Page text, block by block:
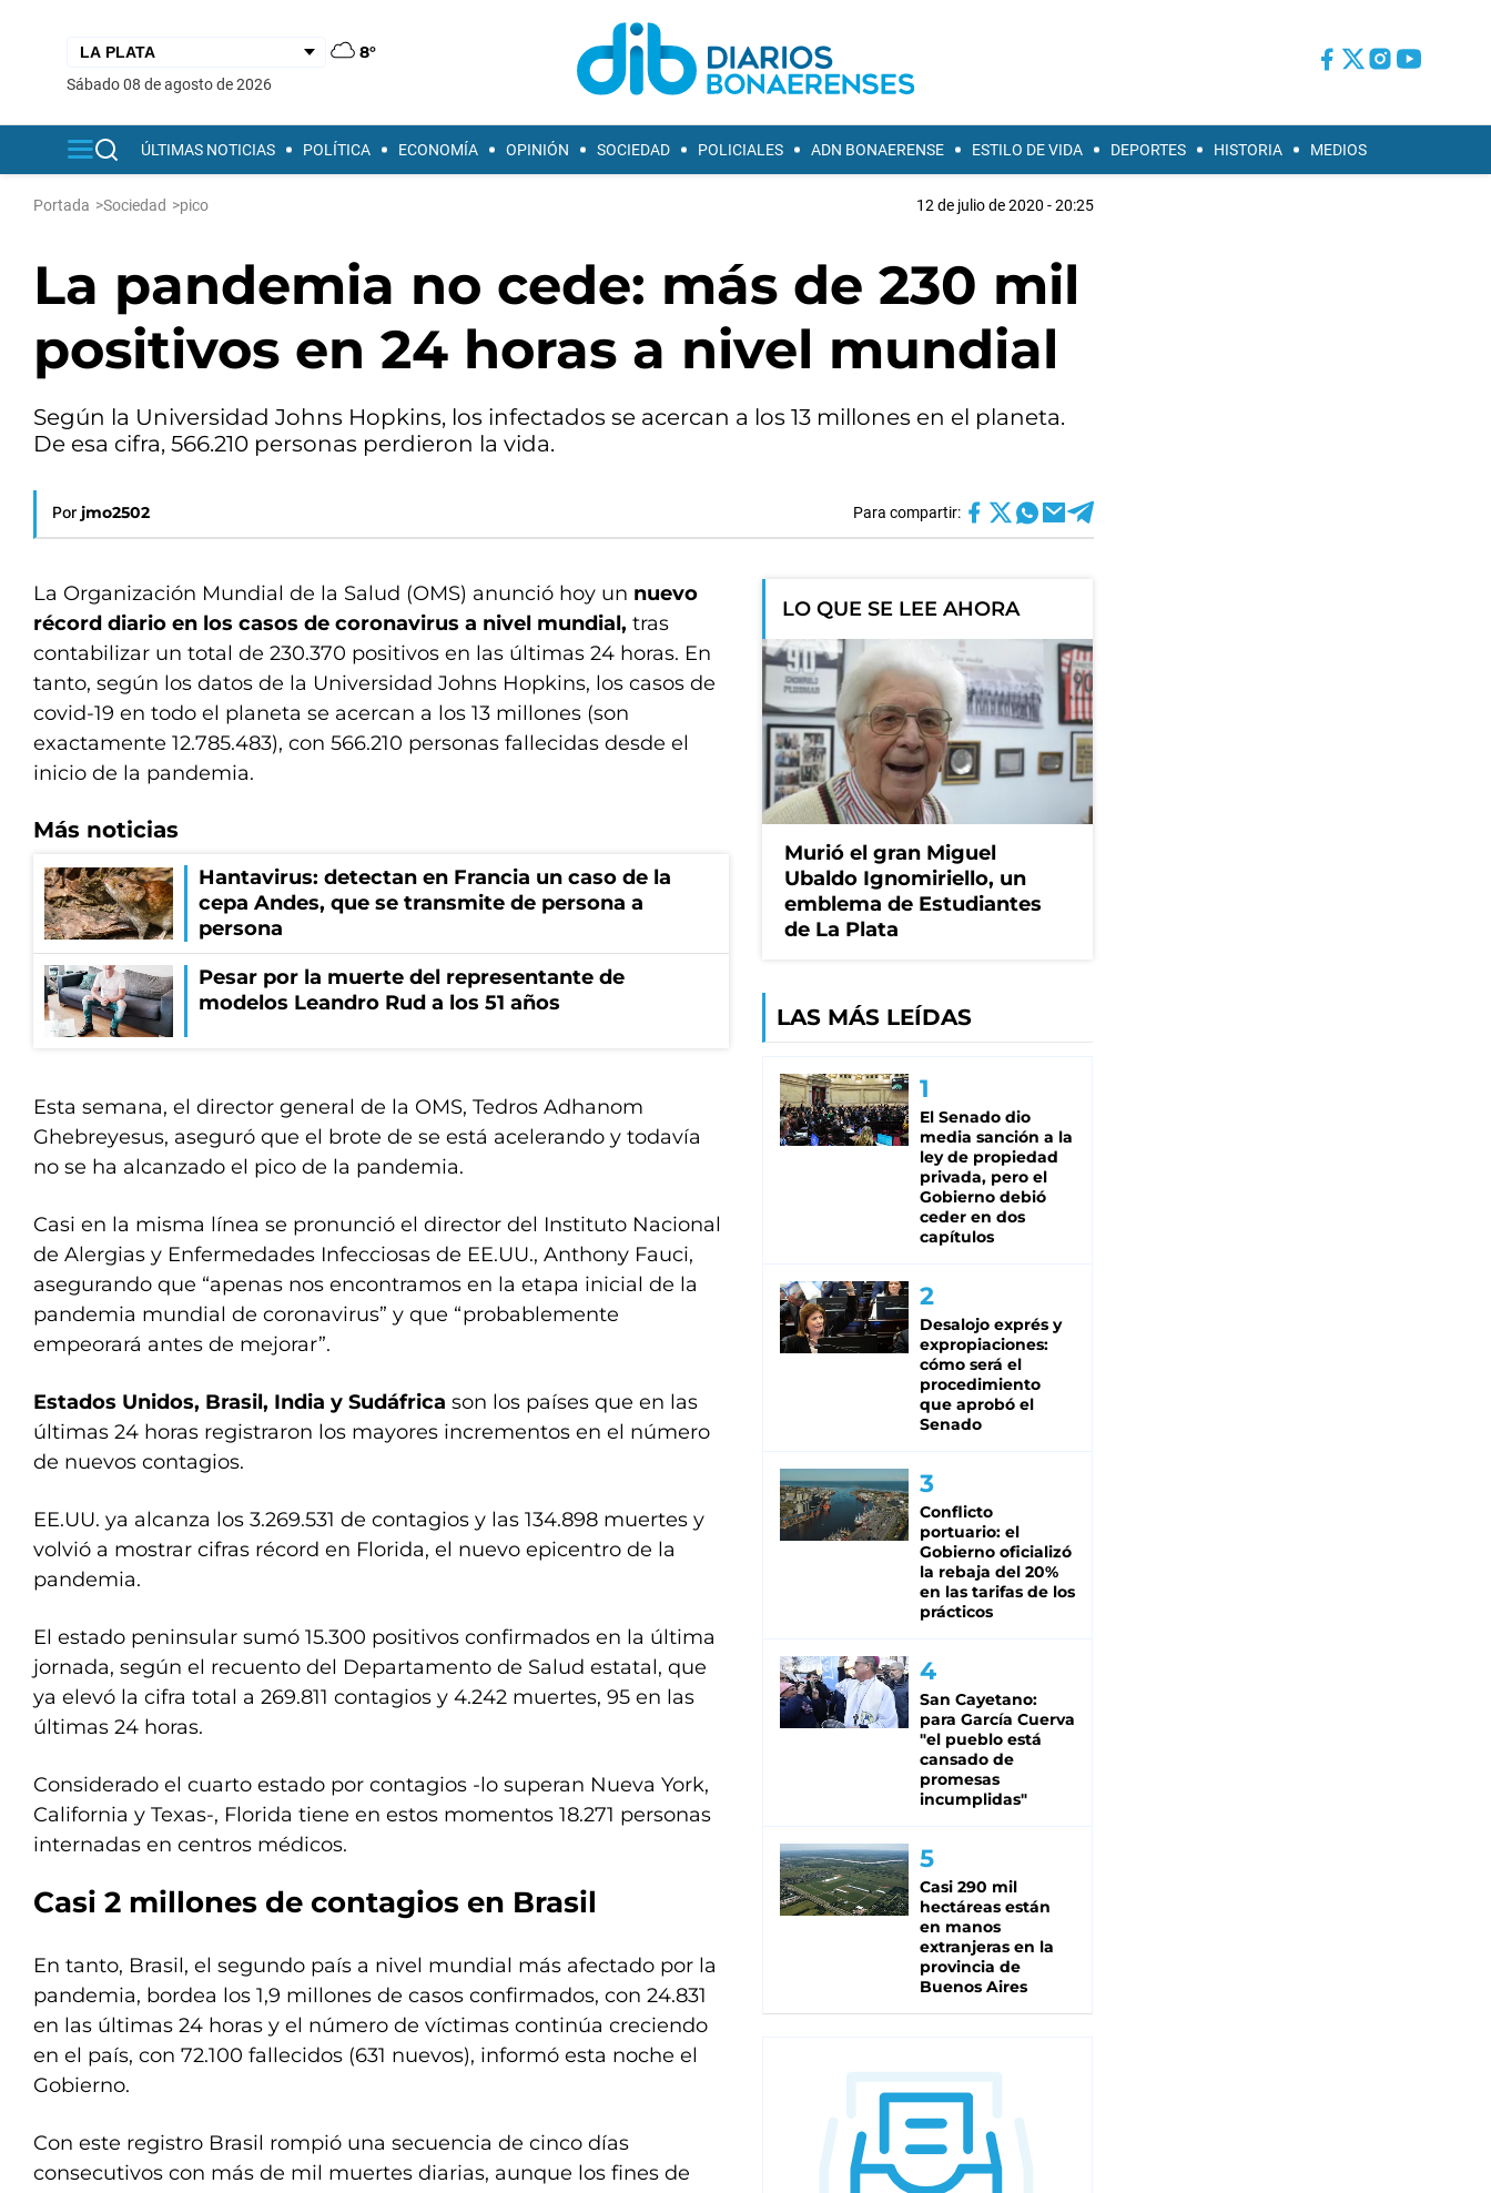
8°
sábado 08 de agosto de 2026
ÚLTIMAS NOTICIAS POLÍTICA ECONOMÍA OPINIÓN SOCIEDAD POLICIALES ADN BONAERENSE ESTILO DE VIDA DEPORTES HISTORIA MEDIOS
Portada >Sociedad >pico 12 de julio de 2020 - 20:25
La pandemia no cede: más de 230 mil
positivos en 24 horas a nivel mundial
Según la Universidad Johns Hopkins, los infectados se acercan a los 13 millones en el planeta.
De esa cifra, 566.210 personas perdieron la vida.
Por jmo2502 Para compartir:
La Organización Mundial de la Salud (OMS) anunció hoy un nuevo
récord diario en los casos de coronavirus a nivel mundial, tras
contabilizar un total de 230.370 positivos en las últimas 24 horas. En
tanto, según los datos de la Universidad Johns Hopkins, los casos de
covid-19 en todo el planeta se acercan a los 13 millones (son
exactamente 12.785.483), con 566.210 personas fallecidas desde el
inicio de la pandemia.
Más noticias
Hantavirus: detectan en Francia un caso de la
cepa Andes, que se transmite de persona a
persona
Pesar por la muerte del representante de
modelos Leandro Rud a los 51 años
Esta semana, el director general de la OMS, Tedros Adhanom
Ghebreyesus, aseguró que el brote de se está acelerando y todavía
no se ha alcanzado el pico de la pandemia.
Casi en la misma línea se pronunció el director del Instituto Nacional
de Alergias y Enfermedades Infecciosas de EE.UU., Anthony Fauci,
asegurando que “apenas nos encontramos en la etapa inicial de la
pandemia mundial de coronavirus” y que “probablemente
empeorará antes de mejorar”.
Estados Unidos, Brasil, India y Sudáfrica son los países que en las
últimas 24 horas registraron los mayores incrementos en el número
de nuevos contagios.
EE.UU. ya alcanza los 3.269.531 de contagios y las 134.898 muertes y
volvió a mostrar cifras récord en Florida, el nuevo epicentro de la
pandemia.
El estado peninsular sumó 15.300 positivos confirmados en la última
jornada, según el recuento del Departamento de Salud estatal, que
ya elevó la cifra total a 269.811 contagios y 4.242 muertes, 95 en las
últimas 24 horas.
Considerado el cuarto estado por contagios -lo superan Nueva York,
California y Texas-, Florida tiene en estos momentos 18.271 personas
internadas en centros médicos.
Casi 2 millones de contagios en Brasil
En tanto, Brasil, el segundo país a nivel mundial más afectado por la
pandemia, bordea los 1,9 millones de casos confirmados, con 24.831
en las últimas 24 horas y el número de víctimas continúa creciendo
en el país, con 72.100 fallecidos (631 nuevos), informó esta noche el
Gobierno.
Con este registro Brasil rompió una secuencia de cinco días
consecutivos con más de mil muertes diarias, aunque los fines de
LO QUE SE LEE AHORA
Murió el gran Miguel
Ubaldo Ignomiriello, un
emblema de Estudiantes
de La Plata
LAS MÁS LEÍDAS
El Senado dio
media sanción a la
ley de propiedad
privada, pero el
Gobierno debió
ceder en dos
capítulos
Desalojo exprés y
expropiaciones:
cómo será el
procedimiento
que aprobó el
Senado
Conflicto
portuario: el
Gobierno oficializó
la rebaja del 20%
en las tarifas de los
prácticos
San Cayetano:
para García Cuerva
"el pueblo está
cansado de
promesas
incumplidas"
Casi 290 mil
hectáreas están
en manos
extranjeras en la
provincia de
Buenos Aires